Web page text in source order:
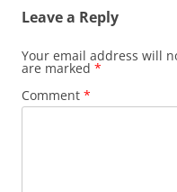
Leave a Reply
Your email address will
are marked *
Comment *